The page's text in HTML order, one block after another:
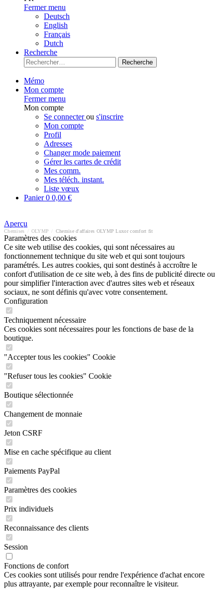
Fermer menu
Deutsch
English
Français
Dutch
Recherche
Recherche
Mémo
Mon compte
Fermer menu
Mon compte
Se connecterou s'inscrire
Mon compte
Profil
Adresses
Changer mode paiement
Gérer les cartes de crédit
Mes comm.
Mes téléch. instant.
Liste vœux
Panier0 0,00 €
Aperçu
Chemises OLYMP Chemise d'affaires OLYMP Luxor comfort fit
Paramètres des cookies
Ce site web utilise des cookies, qui sont nécessaires au
fonctionnement technique du site web et qui sont toujours
paramétrés. Les autres cookies, qui sont destinés à accroître le
confort d'utilisation de ce site web, à des fins de publicité directe ou
pour simplifier l'interaction avec d'autres sites web et réseaux
sociaux, ne sont définis qu'avec votre consentement.
Configuration
Techniquement nécessaire
Ces cookies sont nécessaires pour les fonctions de base de la
boutique.
"Accepter tous les cookies" Cookie
"Refuser tous les cookies" Cookie
Boutique sélectionnée
Changement de monnaie
Jeton CSRF
Mise en cache spécifique au client
Paiements PayPal
Paramètres des cookies
Prix individuels
Reconnaissance des clients
Session
Fonctions de confort
Ces cookies sont utilisés pour rendre l'expérience d'achat encore
plus attrayante, par exemple pour reconnaître le visiteur.